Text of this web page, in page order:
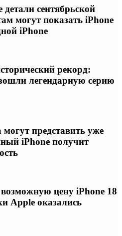
сентябрьской
могут показать iPhone
iPhone
рекорд:
легендарную серию
представить уже
iPhone получит
цену iPhone 18
Apple оказались